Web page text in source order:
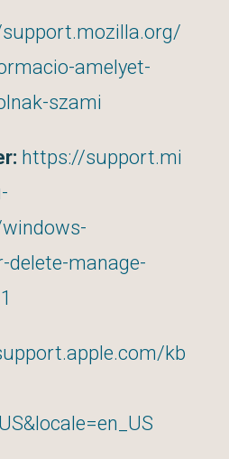
amelyet-
szami
https://support.mi
delete-manage-
kb